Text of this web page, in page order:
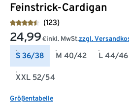
Feinstrick-Cardigan
(123)
24,99 €inkl. MwSt.zzgl.
S 36/38 M 40/42 L 44/46
XXL 52/54
Größentabelle